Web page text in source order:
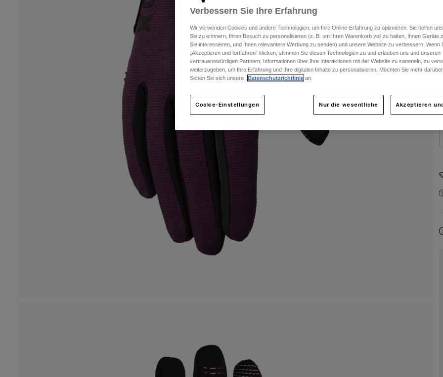
Verbessern Sie Ihre Erfahrung
Wir verwenden Cookies und andere Technologien, um Ihre Online-Erfahrung zu optimieren. Sie helfen
Sie zu erinnern, Ihren Besuch zu personalisieren (z. B. um Ihren Warenkorb voll zu halten, Ihnen Geräte
Sie interessieren, und Ihnen relevantere Werbung zu senden) und unsere Website zu verbessern. Wenn
„Akzeptieren und fortfahren“ klicken, stimmen Sie diesen Technologien zu und erlauben uns und unseren
vertrauenswürdigen Partnern, Informationen über Ihre Interaktionen mit der Website zu sammeln, zu
weiterzugeben, um Ihre Erfahrung und Ihre digitalen Inhalte zu personalisieren. Möchten Sie mehr
Sehen Sie sich unsere
Datenschutzrichtlinie an.
Cookie-Einstellungen Nur die wesentliche Akzeptieren